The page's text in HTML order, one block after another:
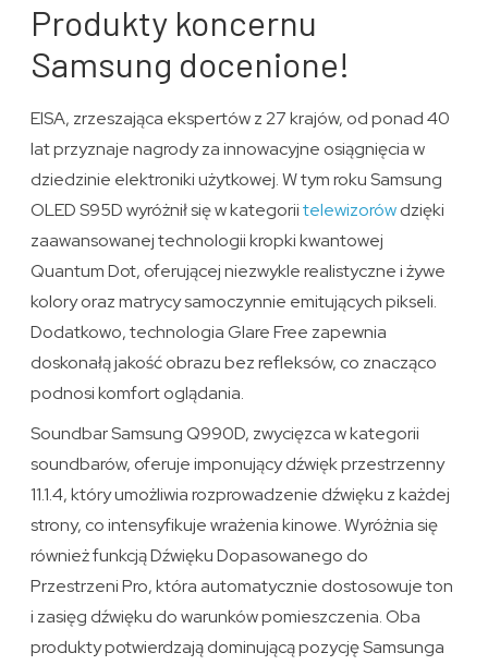
Produkty koncernu
Samsung docenione!
EISA, zrzeszająca ekspertów z 27 krajów, od ponad 40
lat przyznaje nagrody za innowacyjne osiągnięcia w
dziedzinie elektroniki użytkowej. W tym roku Samsung
OLED S95D wyróżnił się w kategoriitelewizorówdzięki
zaawansowanej technologii kropki kwantowej
Quantum Dot, oferującej niezwykle realistyczne i żywe
kolory oraz matrycy samoczynnie emitujących pikseli.
Dodatkowo, technologia Glare Free zapewnia
doskonałą jakość obrazu bez refleksów, co znacząco
podnosi komfort oglądania.
Soundbar Samsung Q990D, zwycięzca w kategorii
soundbarów, oferuje imponujący dźwięk przestrzenny
11.1.4, który umożliwia rozprowadzenie dźwięku z każdej
strony, co intensyfikuje wrażenia kinowe. Wyróżnia się
również funkcją Dźwięku Dopasowanego do
Przestrzeni Pro, która automatycznie dostosowuje ton
i zasięg dźwięku do warunków pomieszczenia. Oba
produkty potwierdzają dominującą pozycję Samsunga